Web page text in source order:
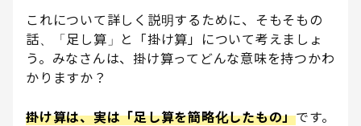
これについて詳しく説明するために、そもそもの
話、「足し算」と「掛け算」について考えましょ
う。みなさんは、掛け算ってどんな意味を持つかわ
かりますか？
掛け算は、実は「足し算を簡略化したもの」です。